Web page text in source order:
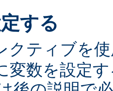
する
クティブを
変数を設定